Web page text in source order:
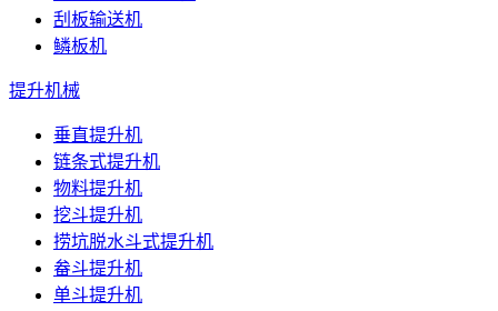
刮板输送机
鳞板机
提升机械
垂直提升机
链条式提升机
物料提升机
挖斗提升机
捞坑脱水斗式提升机
畚斗提升机
单斗提升机